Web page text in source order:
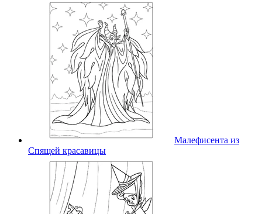
Малефисента из
Спящей красавицы